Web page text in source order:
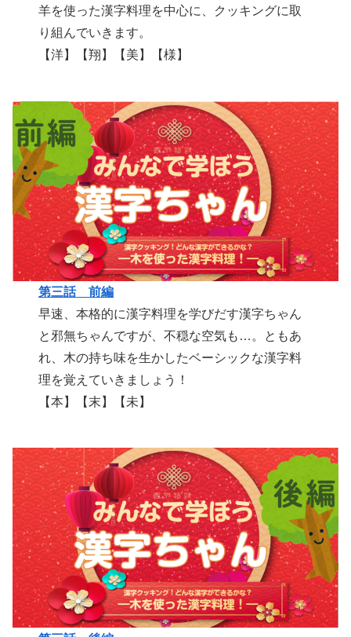
羊を使った漢字料理を中心に、クッキングに取
り組んでいきます。
【洋】【翔】【美】【様】
第三話 前編
早速、本格的に漢字料理を学びだす漢字ちゃん
と邪無ちゃんですが、不穏な空気も…。ともあ
れ、木の持ち味を生かしたベーシックな漢字料
理を覚えていきましょう！
【本】【末】【未】